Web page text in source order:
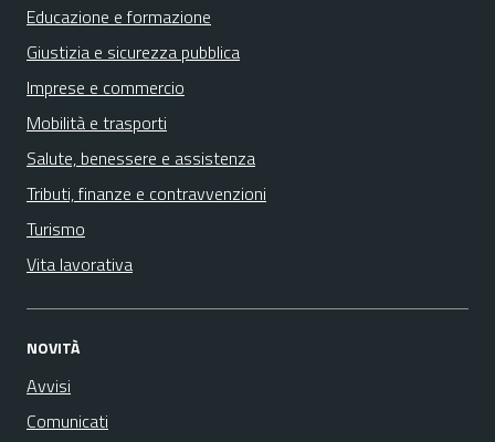
Educazione e formazione
Giustizia e sicurezza pubblica
Imprese e commercio
Mobilità e trasporti
Salute, benessere e assistenza
Tributi, finanze e contravvenzioni
Turismo
Vita lavorativa
NOVITÀ
Avvisi
Comunicati